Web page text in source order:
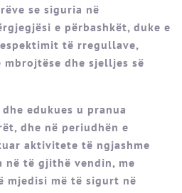
se siguria në
e përbashkët, duke e
të rregullave,
dhe sjelljes së
edukues u pranua
dhe në periudhën e
aktivitete të ngjashme
të gjithë vendin, me
më të sigurt në